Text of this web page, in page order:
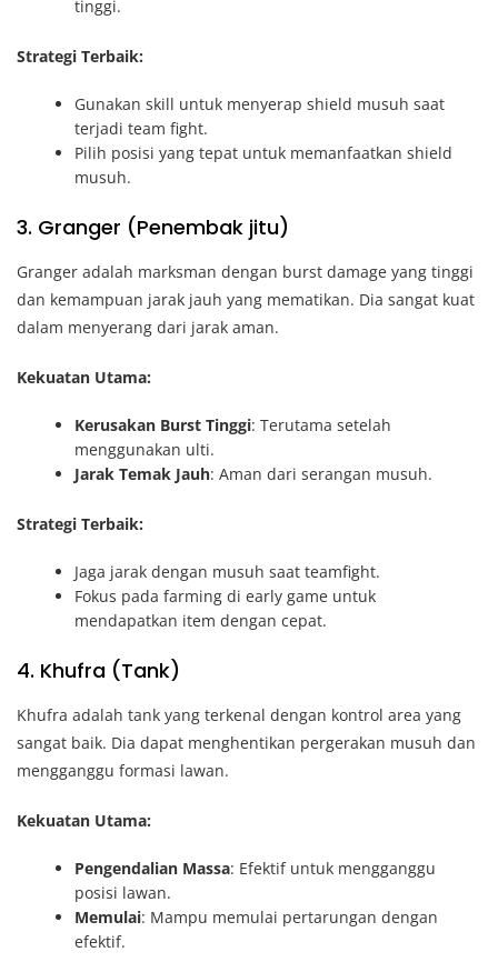
tinggi.
Strategi Terbaik:
Gunakan skill untuk menyerap shield musuh saat
terjadi team fight.
Pilih posisi yang tepat untuk memanfaatkan shield
musuh.
3. Granger (Penembak jitu)
Granger adalah marksman dengan burst damage yang tinggi
dan kemampuan jarak jauh yang mematikan. Dia sangat kuat
dalam menyerang dari jarak aman.
Kekuatan Utama:
Kerusakan Burst Tinggi: Terutama setelah
menggunakan ulti.
Jarak Temak Jauh: Aman dari serangan musuh.
Strategi Terbaik:
Jaga jarak dengan musuh saat teamfight.
Fokus pada farming di early game untuk
mendapatkan item dengan cepat.
4. Khufra (Tank)
Khufra adalah tank yang terkenal dengan kontrol area yang
sangat baik. Dia dapat menghentikan pergerakan musuh dan
mengganggu formasi lawan.
Kekuatan Utama:
Pengendalian Massa: Efektif untuk mengganggu
posisi lawan.
Memulai: Mampu memulai pertarungan dengan
efektif.